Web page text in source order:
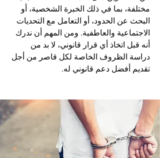
مختلفة، بما في ذلك الخبرة الشخصية، أو
البحث عن الحدود، أو التعامل مع التحديات
الاجتماعية والعاطفية. ومن المهم أن ندرك
أنه قبل اتخاذ أي قرار قانوني، لا بد من
دراسة الظروف الخاصة لكل قاصر من أجل
تقديم أفضل دعم قانوني له.